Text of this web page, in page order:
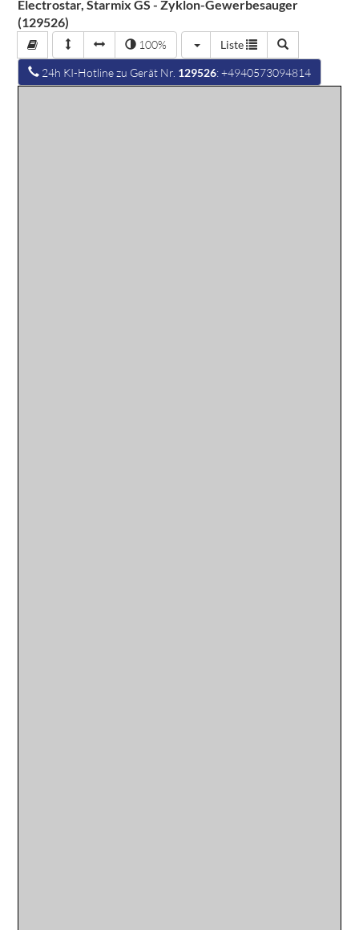
Electrostar, Starmix GS - Zyklon-Gewerbesauger
(129526)
100% Liste
24h KI-Hotline zu Gerät Nr. 129526: +4940573094814